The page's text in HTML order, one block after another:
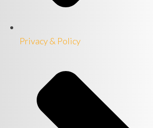
Privacy & Policy